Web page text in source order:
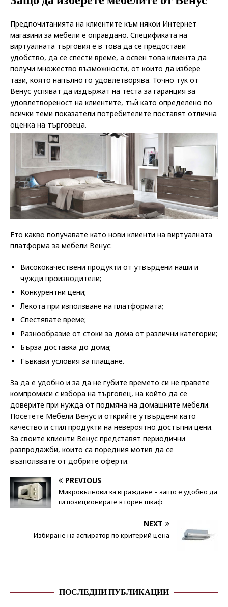
Предпочитанията на клиентите към някои Интернет
магазини за мебели е оправдано. Спецификата на
виртуалната търговия е в това да се предостави
удобство, да се спести време, а освен това клиента да
получи множество възможности, от които да избере
тази, която напълно го удовлетворява. Точно тук от
Венус успяват да издържат на теста за гаранция за
удовлетвореност на клиентите, тъй като определено по
всички теми показатели потребителите поставят отлична
оценка на търговеца.
Ето какво получавате като нови клиенти на виртуалната
платформа за мебели Венус:
Висококачествени продукти от утвърдени наши и
чужди производители;
Конкурентни цени;
Лекота при използване на платформата;
Спестявате време;
Разнообразие от стоки за дома от различни категории;
Бърза доставка до дома;
Гъвкави условия за плащане.
За да е удобно и за да не губите времето си не правете
компромиси с избора на търговец, на който да се
доверите при нужда от подмяна на домашните мебели.
Посетете Мебели Венус и открийте утвърдени като
качество и стил продукти на невероятно достъпни цени.
За своите клиенти Венус представят периодични
разпродажби, които са поредния мотив да се
възползвате от добрите оферти.
PREVIOUS
Микровълнови за вграждане – защо е удобно да
ги позиционирате в горен шкаф
NEXT
Избиране на аспиратор по критерий цена
ПОСЛЕДНИ ПУБЛИКАЦИИ